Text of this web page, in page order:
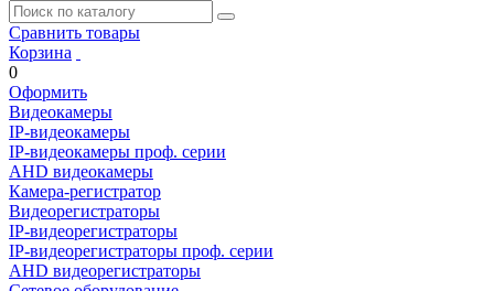
Сравнить товары
Корзина
0
Оформить
Видеокамеры
IP-видеокамеры
IP-видеокамеры проф. серии
AHD видеокамеры
Камера-регистратор
Видеорегистраторы
IP-видеорегистраторы
IP-видеорегистраторы проф. серии
AHD видеорегистраторы